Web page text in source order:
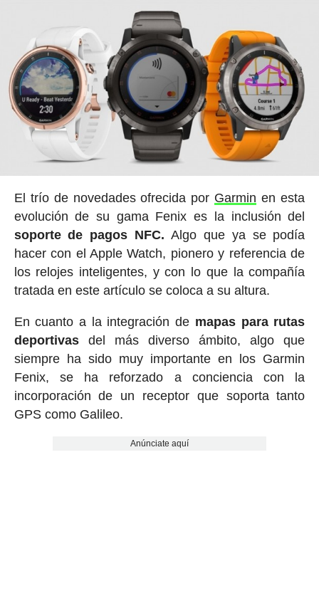
El trío de novedades ofrecida por Garmin en esta
evolución de su gama Fenix es la inclusión del
soporte de pagos NFC. Algo que ya se podía
hacer con el Apple Watch, pionero y referencia de
los relojes inteligentes, y con lo que la compañía
tratada en este artículo se coloca a su altura.
En cuanto a la integración de mapas para rutas
deportivasdel más diverso ámbito, algo que
siempre ha sido muy importante en los Garmin
Fenix, se ha reforzado a conciencia con la
incorporación de un receptor que soporta tanto
GPS como Galileo.
Anúnciate aquí